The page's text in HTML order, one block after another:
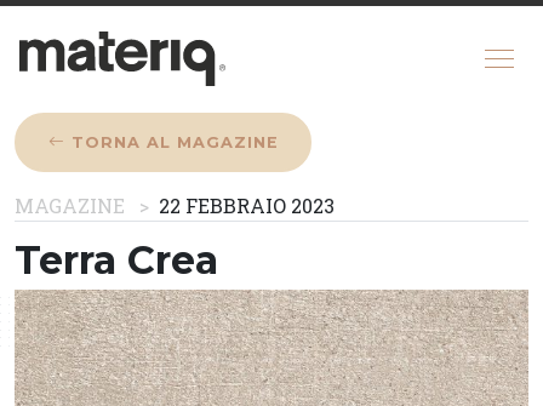
CHI SIAMO
MAGAZINE
COME FUNZIONA
CONFIGURATORE
REGISTRATI
TORNA AL MAGAZINE
MAGAZINE 22 FEBBRAIO 2023
Terra Crea